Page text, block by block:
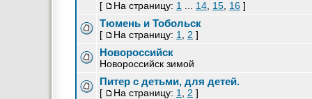
[
На страницу: 1 14 15 16 ]
Тюмень и Тобольск
[ На страницу: 1 2 ]
Новороссийск
Новороссийск зимой
Питер с детьми, для детей.
[ На страницу: 1 2 ]